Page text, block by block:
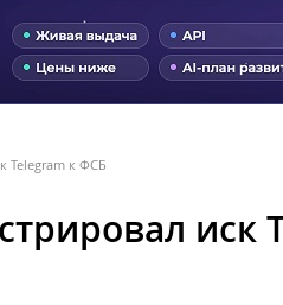
Telegram к ФСБ
иск